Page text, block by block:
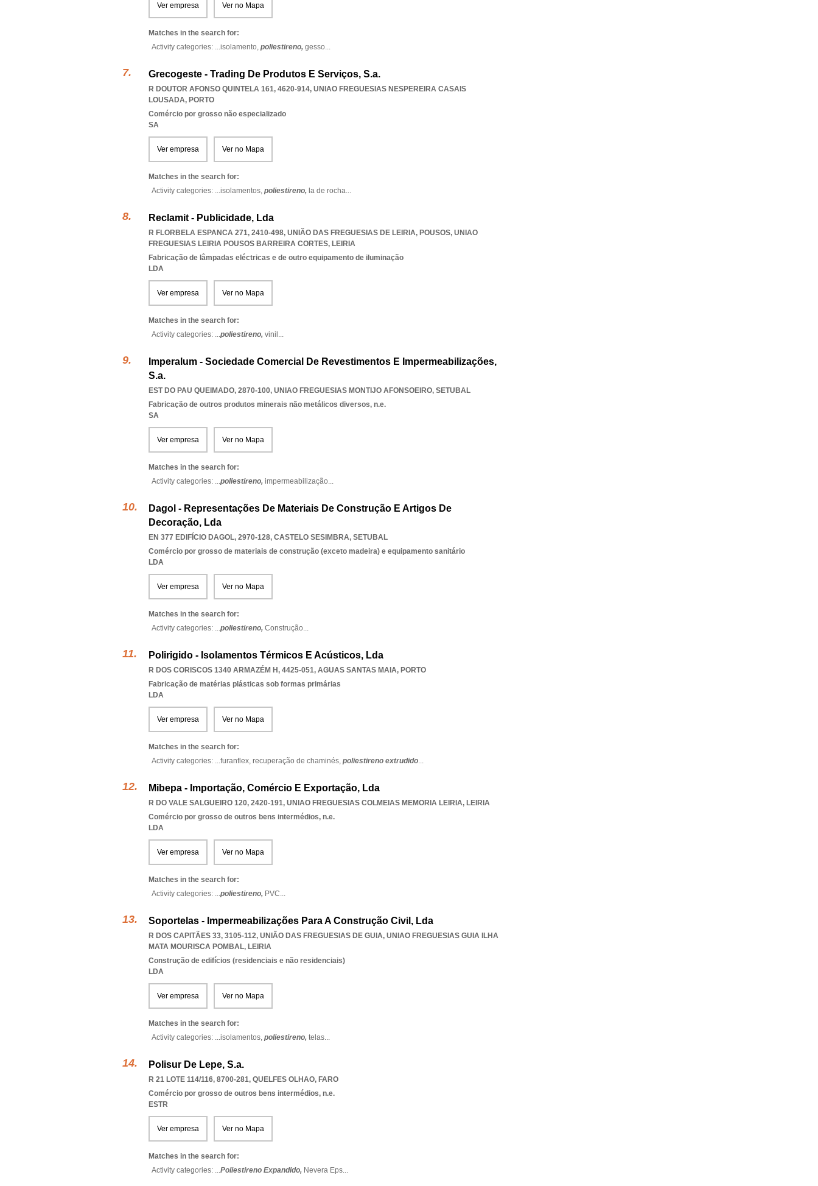
Ver empresa Ver no Mapa
Matches in the search for:
Activity categories: ...isolamento, poliestireno, gesso...
Grecogeste - Trading De Produtos E Serviços, S.a.
R DOUTOR AFONSO QUINTELA 161, 4620-914, UNIAO FREGUESIAS NESPEREIRA CASAIS
LOUSADA, PORTO
Comércio por grosso não especializado
SA
Ver empresa Ver no Mapa
Matches in the search for:
Activity categories: ...isolamentos, poliestireno, la de rocha...
Reclamit - Publicidade, Lda
R FLORBELA ESPANCA 271, 2410-498, UNIÃO DAS FREGUESIAS DE LEIRIA, POUSOS, UNIAO
FREGUESIAS LEIRIA POUSOS BARREIRA CORTES, LEIRIA
Fabricação de lâmpadas eléctricas e de outro equipamento de iluminação
LDA
Ver empresa Ver no Mapa
Matches in the search for:
Activity categories: ...poliestireno, vinil ...
Imperalum - Sociedade Comercial De Revestimentos E Impermeabilizações,
S.a.
EST DO PAU QUEIMADO, 2870-100, UNIAO FREGUESIAS MONTIJO AFONSOEIRO, SETUBAL
Fabricação de outros produtos minerais não metálicos diversos, n.e.
SA
Ver empresa Ver no Mapa
Matches in the search for:
Activity categories: ...poliestireno, impermeabilização...
Dagol - Representações De Materiais De Construção E Artigos De
Decoração, Lda
EN 377 EDIFÍCIO DAGOL, 2970-128, CASTELO SESIMBRA, SETUBAL
Comércio por grosso de materiais de construção (exceto madeira) e equipamento sanitário
LDA
Ver empresa Ver no Mapa
Matches in the search for:
Activity categories: ...poliestireno, Construção...
Polirigido - Isolamentos Térmicos E Acústicos, Lda
R DOS CORISCOS 1340 ARMAZÉM H, 4425-051, AGUAS SANTAS MAIA, PORTO
Fabricação de matérias plásticas sob formas primárias
LDA
Ver empresa Ver no Mapa
Matches in the search for:
Activity categories: ...furanflex, recuperação de chaminés, poliestireno extrudido...
Mibepa - Importação, Comércio E Exportação, Lda
R DO VALE SALGUEIRO 120, 2420-191, UNIAO FREGUESIAS COLMEIAS MEMORIA LEIRIA, LEIRIA
Comércio por grosso de outros bens intermédios, n.e.
LDA
Ver empresa Ver no Mapa
Matches in the search for:
Activity categories: ...poliestireno, PVC...
Soportelas - Impermeabilizações Para A Construção Civil, Lda
R DOS CAPITÃES 33, 3105-112, UNIÃO DAS FREGUESIAS DE GUIA, UNIAO FREGUESIAS GUIA ILHA
MATA MOURISCA POMBAL, LEIRIA
Construção de edifícios (residenciais e não residenciais)
LDA
Ver empresa Ver no Mapa
Matches in the search for:
Activity categories: ...isolamentos, poliestireno, telas...
Polisur De Lepe, S.a.
R 21 LOTE 114/116, 8700-281, QUELFES OLHAO, FARO
Comércio por grosso de outros bens intermédios, n.e.
ESTR
Ver empresa Ver no Mapa
Matches in the search for:
Activity categories: ...Poliestireno Expandido, Nevera Eps...